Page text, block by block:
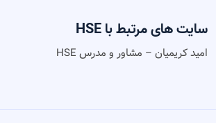
سایت های مرتبط با HSE
امید کریمیان – مشاور و مدرس HSE